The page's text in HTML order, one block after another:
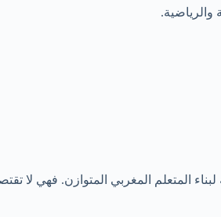
والرياضية.
لبناء المتعلم المغربي المتوازن. فهي لا